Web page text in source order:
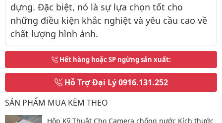
dựng. Đặc biệt, nó là sự lựa chọn tốt cho
những điều kiện khắc nghiệt và yêu cầu cao về
chất lượng hình ảnh.
Hết hàng hoặc SP ngừng sản xuất:
Hỗ Trợ Đại Lý0916.131.252
SẢN PHẨM MUA KÈM THEO
Hộp Kỹ Thuật Cho Camera chống nước Kích thước